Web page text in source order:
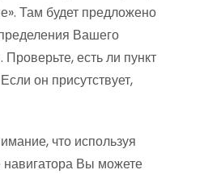
Там будет предложено
Вашего
есть ли пункт
он присутствует,
что используя
навигатора Вы можете